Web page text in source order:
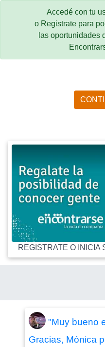
Accedé con tu
o Registrate para
las oportunidades
REGISTRATE O INICIA
"Muy bueno
Gracias, Mónica